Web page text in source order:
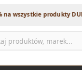
produkty DUNIN - kod